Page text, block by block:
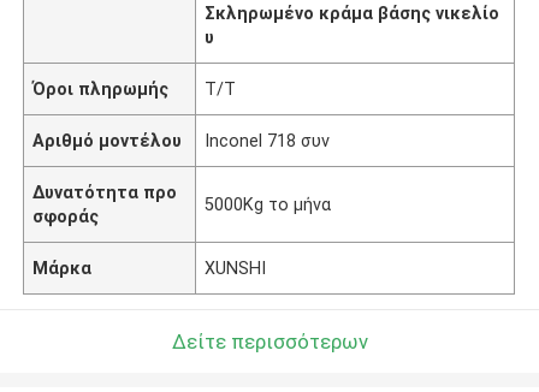
Σκληρωμένο κράμα βάσης νικελίο
υ
Όροι πληρωμής T/T
Αριθμό μοντέλου Inconel 718 συν
Δυνατότητα προ
σφοράς
5000Kg το μήνα
Μάρκα XUNSHI
Δείτε περισσότερων